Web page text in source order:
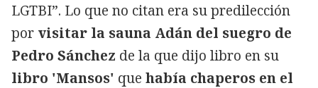
LGTBI”. Lo que no citan era su predilección
por visitar la sauna Adán del suegro de
Pedro Sánchez de la que dijo libro en su
libro 'Mansos' que había chaperos en el